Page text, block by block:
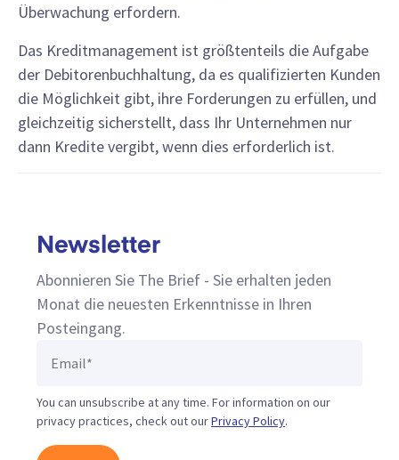
Überwachung erfordern.
Das Kreditmanagement ist größtenteils die Aufgabe
der Debitorenbuchhaltung, da es qualifizierten Kunden
die Möglichkeit gibt, ihre Forderungen zu erfüllen, und
gleichzeitig sicherstellt, dass Ihr Unternehmen nur
dann Kredite vergibt, wenn dies erforderlich ist.
Newsletter
Abonnieren Sie The Brief - Sie erhalten jeden
Monat die neuesten Erkenntnisse in Ihren
Posteingang.
You can unsubscribe at any time. For information on our
privacy practices, check out ourPrivacy Policy.